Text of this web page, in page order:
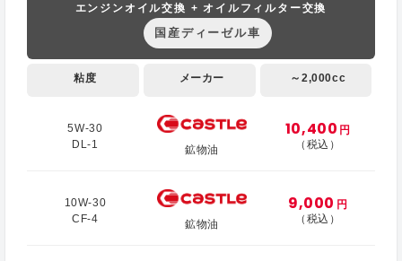
エンジンオイル交換 + オイルフィルター交換
国産ディーゼル車
粘度 メーカー ～2,000cc
5W-30
DL-1
鉱物油
10,400 円
（税込）
10W-30
CF-4
鉱物油
9,000 円
（税込）